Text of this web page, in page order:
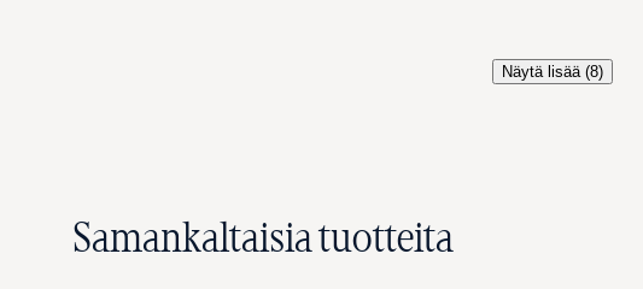
Näytä lisää (8)
Samankaltaisia tuotteita